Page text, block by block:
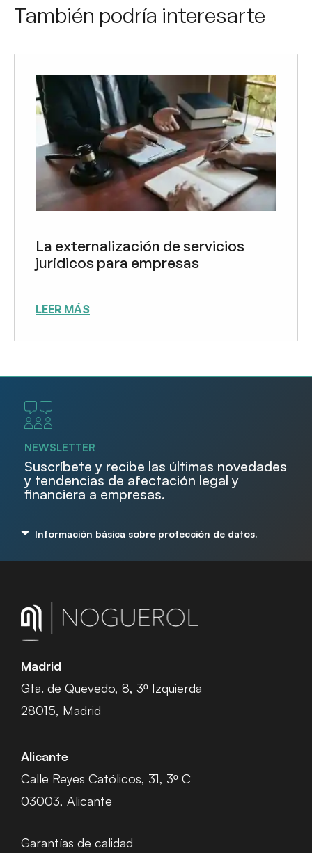
También podría interesarte
La externalización de servicios
jurídicos para empresas
LEER MÁS
NEWSLETTER
Suscríbete y recibe las últimas novedades
y tendencias de afectación legal y
financiera a empresas.
Información básica sobre protección de datos.
Madrid
Gta. de Quevedo, 8, 3º Izquierda
28015, Madrid
Alicante
Calle Reyes Católicos, 31, 3º C
03003, Alicante
Garantías de calidad